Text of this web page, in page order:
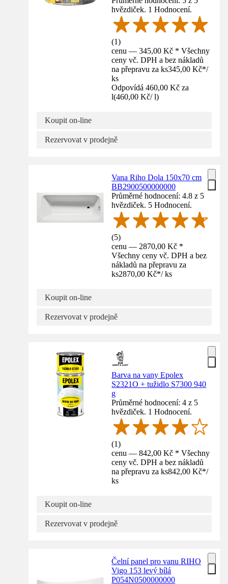
hvězdiček. 1 Hodnocení.
(1)
cenu — 345,00 Kč * Všechny
ceny vč. DPH a bez nákladů
na přepravu za ks345,00 Kč*/
ks
Odpovídá 460,00 Kč za
l(460,00 Kč/ l)
Koupit on-line
Rezervovat v prodejně
Vana Riho Dola 150x70 cm
BB2900500000000
Průměrné hodnocení: 4.8 z 5
hvězdiček. 5 Hodnocení.
(5)
cenu — 2870,00 Kč *
Všechny ceny vč. DPH a bez
nákladů na přepravu za
ks2870,00 Kč*/ ks
Koupit on-line
Rezervovat v prodejně
Barva na vany Epolex
S2321O + tužidlo S7300 940
g
Průměrné hodnocení: 4 z 5
hvězdiček. 1 Hodnocení.
(1)
cenu — 842,00 Kč * Všechny
ceny vč. DPH a bez nákladů
na přepravu za ks842,00 Kč*/
ks
Koupit on-line
Rezervovat v prodejně
Čelní panel pro vanu RIHO
Vigo 153 levý bílá
P054N0500000000